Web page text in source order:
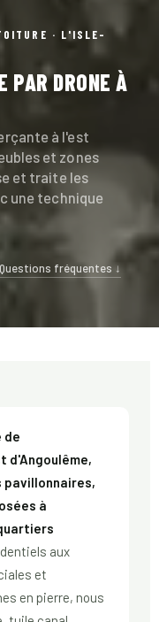
· L'ISLE-
PAR DRONE À
à l'est
et zones
et traite les
une technique
Questions fréquentes ↓
de
d'Angoulême,
à
aux
et
en pierre, nous